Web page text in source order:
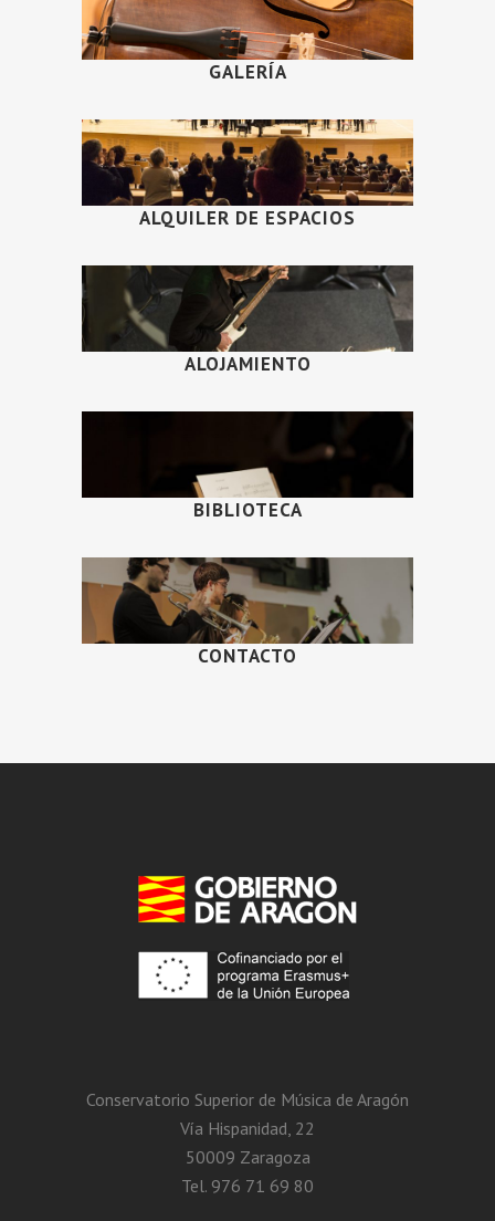
GALERÍA
ALQUILER DE ESPACIOS
ALOJAMIENTO
BIBLIOTECA
CONTACTO
Conservatorio Superior de Música de Aragón
Vía Hispanidad, 22
50009 Zaragoza
Tel. 976 71 69 80